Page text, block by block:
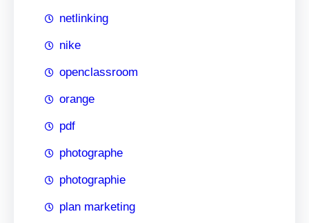
netlinking
nike
openclassroom
orange
pdf
photographe
photographie
plan marketing